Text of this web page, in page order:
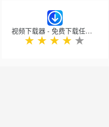
视频下载器 - 免费下载任何视频
★ ★ ★ ★ ★